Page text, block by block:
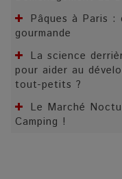
Pâques à Paris
gourmande
La science
pour aider au
tout-petits ?
Le Marché
Camping !